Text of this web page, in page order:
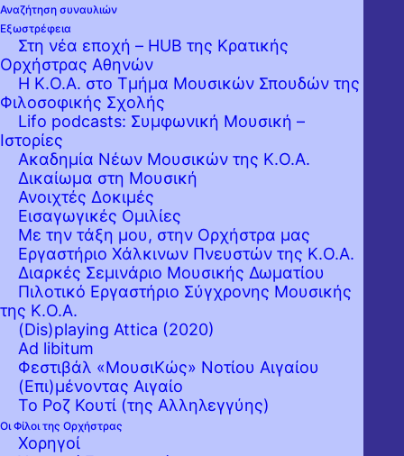
Αναζήτηση συναυλιών
Εξωστρέφεια
Στη νέα εποχή – HUB της Κρατικής
Ορχήστρας Αθηνών
Η Κ.Ο.Α. στο Τμήμα Μουσικών Σπουδών της
Φιλοσοφικής Σχολής
Lifo podcasts: Συμφωνική Μουσική –
Ιστορίες
Ακαδημία Νέων Μουσικών της Κ.Ο.Α.
Δικαίωμα στη Μουσική
Ανοιχτές Δοκιμές
Εισαγωγικές Ομιλίες
Με την τάξη μου, στην Ορχήστρα μας
Εργαστήριo Χάλκινων Πνευστών της Κ.Ο.Α.
Διαρκές Σεμινάριο Μουσικής Δωματίου
Πιλοτικό Εργαστήριο Σύγχρονης Μουσικής
της Κ.Ο.Α.
(Dis)playing Attica (2020)
Ad libitum
Φεστιβάλ «ΜουσιΚώς» Νοτίου Αιγαίου
(Επι)μένοντας Αιγαίο
Το Ροζ Κουτί (της Αλληλεγγύης)
Οι Φίλοι της Ορχήστρας
Χορηγοί
Η νέα καλλιτεχνική περίοδος της Κρατικής
Ορχήστρας Αθηνών ξεκινά με δύο
πραγματικά «τιτάνια» έργα: το Κοντσέρτο
για βιολί του μεγάλου συνθέτη Νίκου
Σκαλκώτα –με σολίστα τον σημαντικό
Έλληνα βιρτουόζο Γιώργο Δεμερτζή– και την
Πρώτη Συμφωνία του Μάλερ, έργο με